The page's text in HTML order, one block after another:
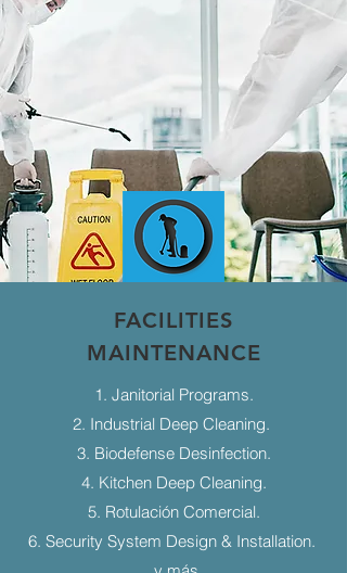
FACILITIES
MAINTENANCE
1. Janitorial Programs.
2. Industrial Deep Cleaning.
3. Biodefense Desinfection.
4. Kitchen Deep Cleaning.
5. Rotulación Comercial.
6. Security System Design & Installation.